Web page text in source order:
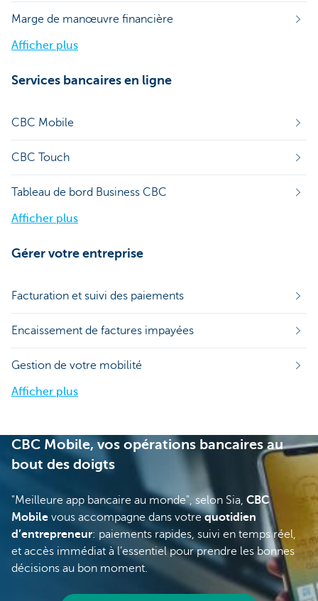
Marge de manœuvre financière
Afficher plus
Services bancaires en ligne
CBC Mobile
CBC Touch
Tableau de bord Business CBC
Afficher plus
Gérer votre entreprise
Facturation et suivi des paiements
Encaissement de factures impayées
Gestion de votre mobilité
Afficher plus
CBC Mobile, vos opérations bancaires au
bout des doigts
"Meilleure app bancaire au monde", selon Sia, CBC
Mobile vous accompagne dans votrequotidien
d’entrepreneur: paiements rapides, suivi en temps réel,
et accès immédiat à l’essentiel pour prendre les bonnes
décisions au bon moment.